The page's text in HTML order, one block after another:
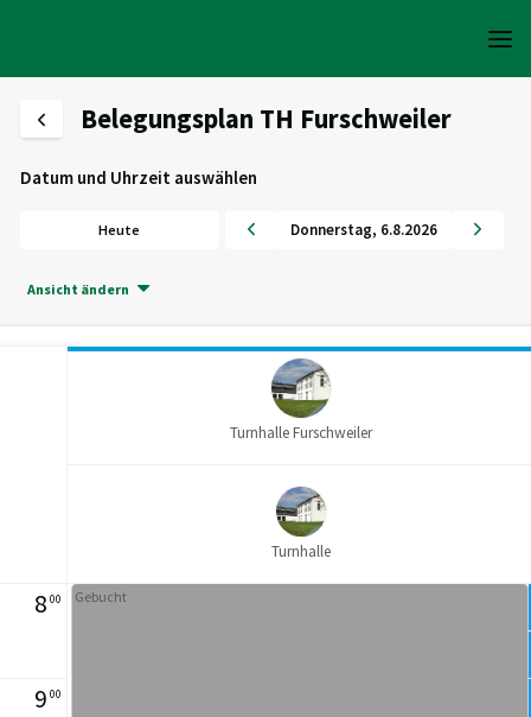
Belegungsplan TH Furschweiler
Datum und Uhrzeit auswählen
Heute Donnerstag, 6.8.2026
Ansicht ändern
Turnhalle Furschweiler
Turnhalle
8 00
9 00
Gebucht